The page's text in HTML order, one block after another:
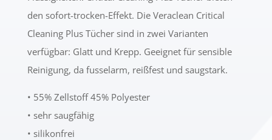
den sofort-trocken-Effekt. Die Veraclean Critical
Cleaning Plus Tücher sind in zwei Varianten
verfügbar: Glatt und Krepp. Geeignet für sensible
Reinigung, da fusselarm, reißfest und saugstark.
• 55% Zellstoff 45% Polyester
• sehr saugfähig
• silikonfrei